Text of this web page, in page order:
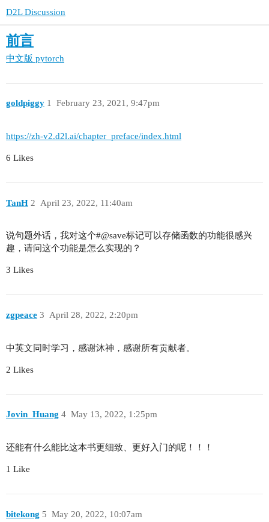
D2L Discussion
前言
中文版 pytorch
goldpiggy February 23, 2021, 9:47pm
1
https://zh-v2.d2l.ai/chapter_preface/index.html
6 Likes
TanH April 23, 2022, 11:40am
2
说句题外话，我对这个#@save标记可以存储函数的功能很感兴
趣，请问这个功能是怎么实现的？
3 Likes
zgpeace April 28, 2022, 2:20pm
3
中英文同时学习，感谢沐神，感谢所有贡献者。
2 Likes
Jovin_Huang May 13, 2022, 1:25pm
4
还能有什么能比这本书更细致、更好入门的呢！！！
1 Like
bitekong May 20, 2022, 10:07am
5